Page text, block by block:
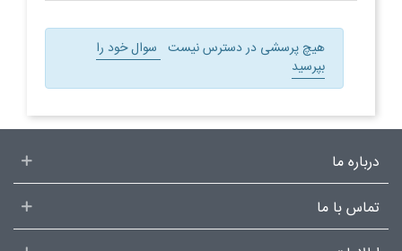
هیچ پرسشی در دسترس نیست سوال خود را
بپرسید
درباره ما
تماس با ما